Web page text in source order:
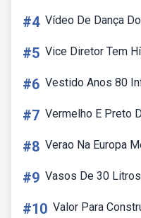
#4 Vídeo De Dança
#5 Vice Diretor Tem
#6 Vestido Anos 80
#7 Vermelho E Preto
#8 Verao Na Europa
#9 Vasos De 30 Litros
#10 Valor Para